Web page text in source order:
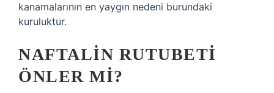
kanamalarının en yaygın nedeni burundaki
kuruluktur.
NAFTALIN RUTUBETI
ÖNLER MI?